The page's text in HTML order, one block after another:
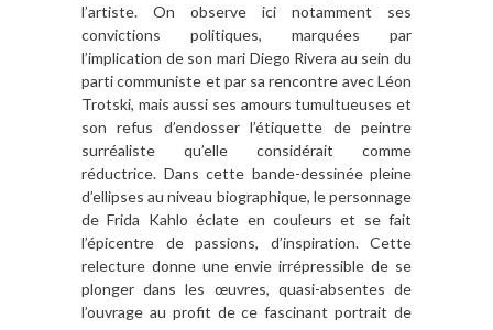
l’artiste. On observe ici notamment ses
convictions politiques, marquées par
l’implication de son mari Diego Rivera au sein du
parti communiste et par sa rencontre avec Léon
Trotski, mais aussi ses amours tumultueuses et
son refus d’endosser l’étiquette de peintre
surréaliste qu’elle considérait comme
réductrice. Dans cette bande-dessinée pleine
d’ellipses au niveau biographique, le personnage
de Frida Kahlo éclate en couleurs et se fait
l’épicentre de passions, d’inspiration. Cette
relecture donne une envie irrépressible de se
plonger dans les œuvres, quasi-absentes de
l’ouvrage au profit de ce fascinant portrait de